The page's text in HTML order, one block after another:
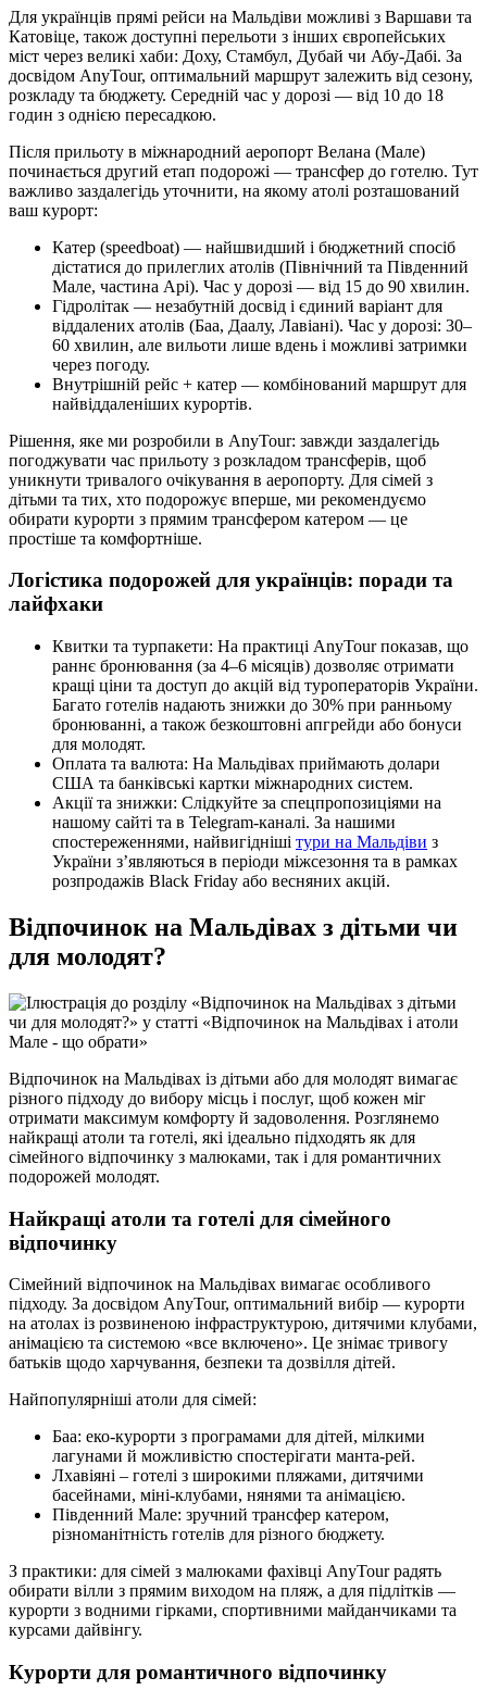
Для українців прямі рейси на Мальдіви можливі з Варшави та
Катовіце, також доступні перельоти з інших європейських
міст через великі хаби: Доху, Стамбул, Дубай чи Абу-Дабі. За
досвідом AnyTour, оптимальний маршрут залежить від сезону,
розкладу та бюджету. Середній час у дорозі — від 10 до 18
годин з однією пересадкою.
Після прильоту в міжнародний аеропорт Велана (Мале)
починається другий етап подорожі — трансфер до готелю. Тут
важливо заздалегідь уточнити, на якому атолі розташований
ваш курорт:
Катер (speedboat) — найшвидший і бюджетний спосіб
дістатися до прилеглих атолів (Північний та Південний
Мале, частина Арі). Час у дорозі — від 15 до 90 хвилин.
Гідролітак — незабутній досвід і єдиний варіант для
віддалених атолів (Баа, Даалу, Лавіані). Час у дорозі: 30–
60 хвилин, але вильоти лише вдень і можливі затримки
через погоду.
Внутрішній рейс + катер — комбінований маршрут для
найвіддаленіших курортів.
Рішення, яке ми розробили в AnyTour: завжди заздалегідь
погоджувати час прильоту з розкладом трансферів, щоб
уникнути тривалого очікування в аеропорту. Для сімей з
дітьми та тих, хто подорожує вперше, ми рекомендуємо
обирати курорти з прямим трансфером катером — це
простіше та комфортніше.
Логістика подорожей для українців: поради та
лайфхаки
Квитки та турпакети: На практиці AnyTour показав, що
раннє бронювання (за 4–6 місяців) дозволяє отримати
кращі ціни та доступ до акцій від туроператорів України.
Багато готелів надають знижки до 30% при ранньому
бронюванні, а також безкоштовні апгрейди або бонуси
для молодят.
Оплата та валюта: На Мальдівах приймають долари
США та банківські картки міжнародних систем.
Акції та знижки: Слідкуйте за спецпропозиціями на
нашому сайті та в Telegram-каналі. За нашими
спостереженнями, найвигідніші тури на Мальдіви з
України з’являються в періоди міжсезоння та в рамках
розпродажів Black Friday або весняних акцій.
Відпочинок на Мальдівах з дітьми чи
для молодят?
Відпочинок на Мальдівах із дітьми або для молодят вимагає
різного підходу до вибору місць і послуг, щоб кожен міг
отримати максимум комфорту й задоволення. Розглянемо
найкращі атоли та готелі, які ідеально підходять як для
сімейного відпочинку з малюками, так і для романтичних
подорожей молодят.
Найкращі атоли та готелі для сімейного
відпочинку
Сімейний відпочинок на Мальдівах вимагає особливого
підходу. За досвідом AnyTour, оптимальний вибір — курорти
на атолах із розвиненою інфраструктурою, дитячими клубами,
анімацією та системою «все включено». Це знімає тривогу
батьків щодо харчування, безпеки та дозвілля дітей.
Найпопулярніші атоли для сімей:
Баа: еко-курорти з програмами для дітей, мілкими
лагунами й можливістю спостерігати манта-рей.
Лхавіяні – готелі з широкими пляжами, дитячими
басейнами, міні-клубами, нянями та анімацією.
Південний Мале: зручний трансфер катером,
різноманітність готелів для різного бюджету.
З практики: для сімей з малюками фахівці AnyTour радять
обирати вілли з прямим виходом на пляж, а для підлітків —
курорти з водними гірками, спортивними майданчиками та
курсами дайвінгу.
Курорти для романтичного відпочинку